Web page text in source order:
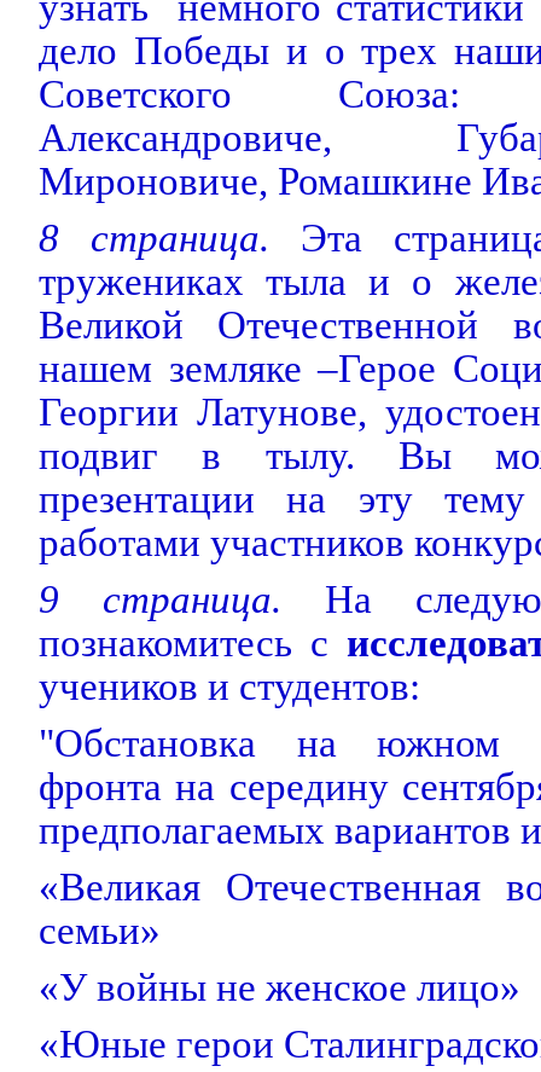
дело Победы и о трех
Советского
Александровиче,
Мироновиче, Ромашкине
8 страница. Эта
тружениках тыла и о
Великой Отечественной
нашем земляке –Герое
Георгии Латунове,
подвиг в тылу. Вы
презентации на эту
работами участников
9 страница. На
познакомитесь с
учеников и студентов:
"Обстановка на южном
фронта на середину
предполагаемых вариантов
«Великая Отечественная
семьи»
«У войны не женское лицо»
«Юные герои